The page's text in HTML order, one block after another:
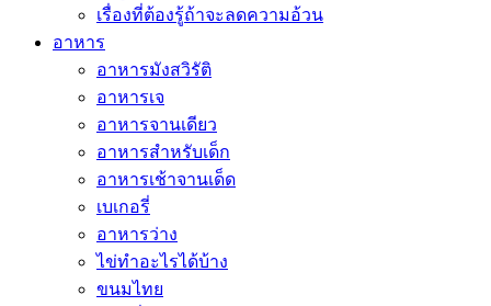
เรื่องที่ต้องรู้ถ้าจะลดความอ้วน
อาหาร
อาหารมังสวิรัติ
อาหารเจ
อาหารจานเดียว
อาหารสำหรับเด็ก
อาหารเช้าจานเด็ด
เบเกอรี่
อาหารว่าง
ไข่ทำอะไรได้บ้าง
ขนมไทย